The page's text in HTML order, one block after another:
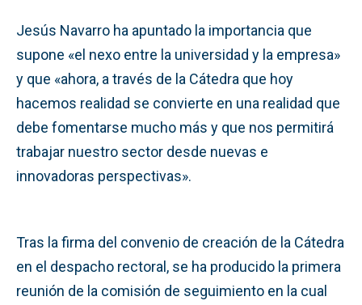
Jesús Navarro ha apuntado la importancia que
supone «el nexo entre la universidad y la empresa»
y que «ahora, a través de la Cátedra que hoy
hacemos realidad se convierte en una realidad que
debe fomentarse mucho más y que nos permitirá
trabajar nuestro sector desde nuevas e
innovadoras perspectivas».
Tras la firma del convenio de creación de la Cátedra
en el despacho rectoral, se ha producido la primera
reunión de la comisión de seguimiento en la cual